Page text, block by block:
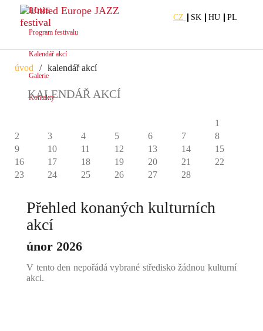
CZ SK HU PL
HOME
Program festivalu
Kalendář akcí
Galerie
Kontakty
úvod kalendář akcí
KALENDÁŘ AKCÍ
1
2
3 4 5 6 7
8
9
10 11 12 13 14
15
16
17 18 19 20 21
22
23
24 25 26 27 28
Přehled konaných kulturních
akcí
únor 2026
V tento den nepořádá vybrané středisko žádnou kulturní
akci.